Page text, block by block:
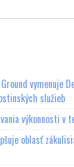
vymenuje
služieb
výkonnosti v
oblasť